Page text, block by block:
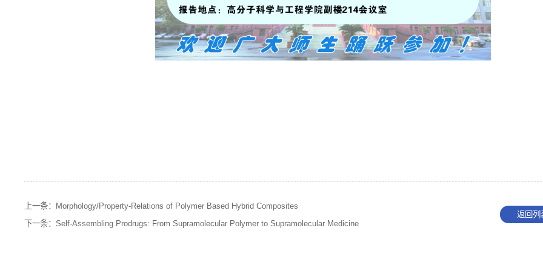
上一条： Morphology/Property-Relations of Polymer Based Hybrid Composites
下一条：Self-Assembling Prodrugs: From Supramolecular Polymer to Supramolecular Medicine
返回列